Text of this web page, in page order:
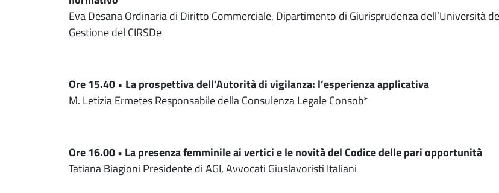
Eva Desana Ordinaria di Diritto Commerciale, Dipartimento di Giurisprudenza dell’Università
Gestione del CIRSDe
Ore 15.40 • La prospettiva dell’Autorità di vigilanza: l’esperienza applicativa
M. Letizia Ermetes Responsabile della Consulenza Legale Consob*
Ore 16.00 • La presenza femminile ai vertici e le novità del Codice delle pari opportunità
Tatiana Biagioni Presidente di AGI, Avvocati Giuslavoristi Italiani